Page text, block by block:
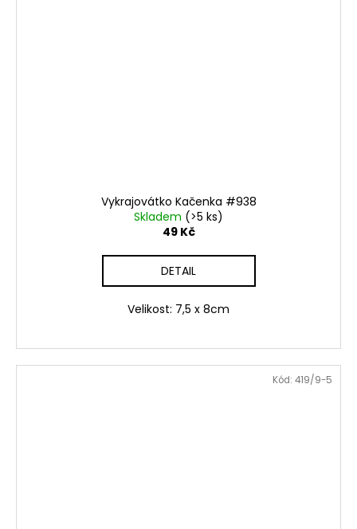
Vykrajovátko Kačenka #938
Skladem (>5 ks)
49 Kč
DETAIL
Velikost: 7,5 x 8cm
Kód: 419/9-5